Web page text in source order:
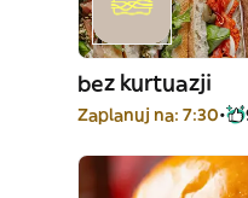
bez kurtuazji
Zaplanuj na: 7:30